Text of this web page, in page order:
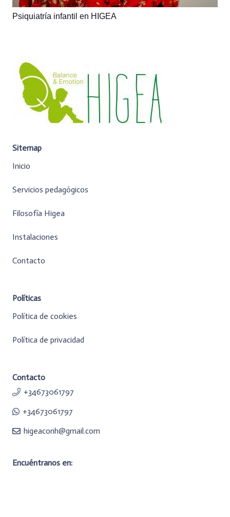
Psiquiatría infantil en HIGEA
Sitemap
Inicio
Servicios pedagógicos
Filosofía Higea
Instalaciones
Contacto
Políticas
Política de cookies
Política de privacidad
Contacto
+34673061797
+34673061797
higeaconh@gmail.com
Encuéntranos en: